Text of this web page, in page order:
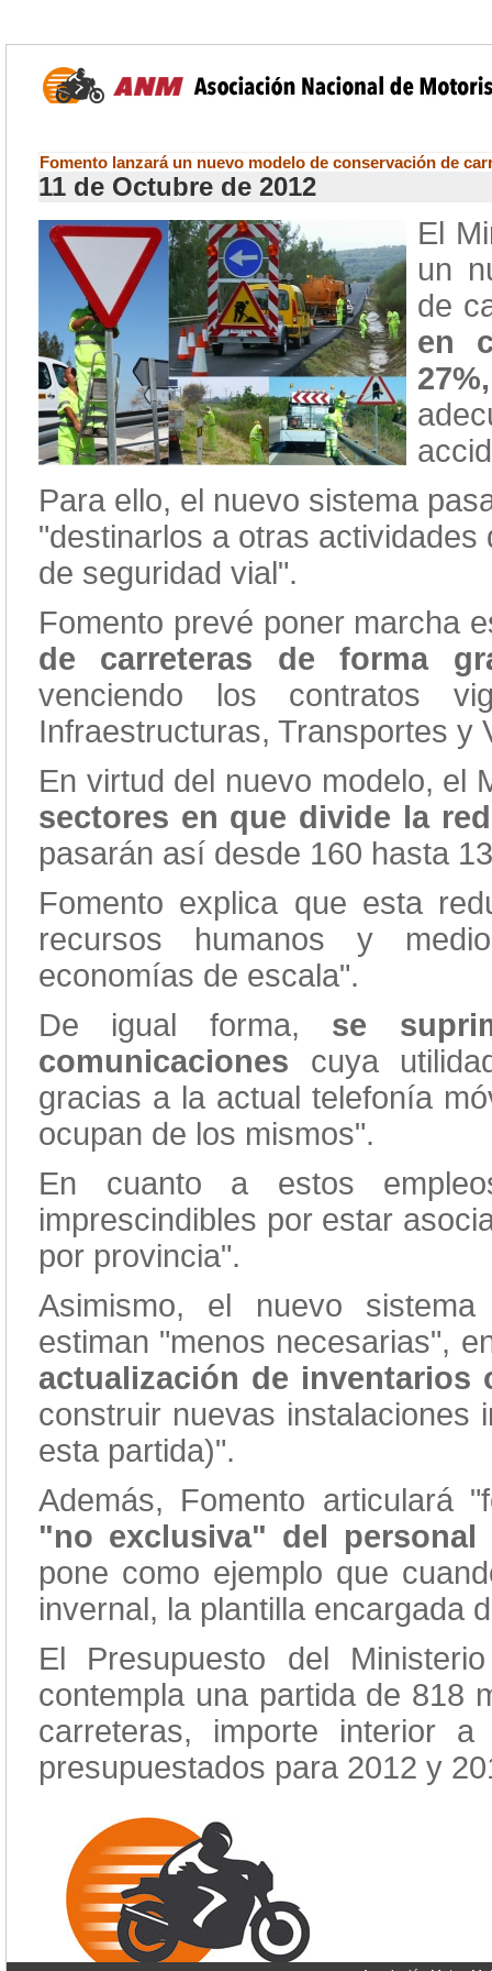
Fomento lanzará un nuevo modelo de conservación de
11 de Octubre de 2012
El
un
de
en
27%,
Para ello, el nuevo sistema
"destinarlos a otras
de seguridad vial".
Fomento prevé poner marcha
de carreteras de forma
venciendo los contratos
Infraestructuras, Transportes y
En virtud del nuevo modelo, el
sectores en que divide la red
pasarán así desde 160 hasta
Fomento explica que esta
recursos humanos y
economías de escala".
De igual forma, se
comunicaciones cuya
gracias a la actual telefonía
ocupan de los mismos".
En cuanto a estos
imprescindibles por estar
por provincia".
Asimismo, el nuevo
estiman "menos necesarias",
actualización de inventarios
construir nuevas instalaciones
esta partida)".
Además, Fomento articulará
"no exclusiva" del personal
pone como ejemplo que
invernal, la plantilla encargada
El Presupuesto del
contempla una partida de 818
carreteras, importe interior
presupuestados para 2012 y